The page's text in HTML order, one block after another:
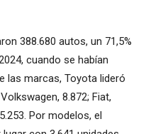
388.680 autos, un 71,5%
cuando se habían
las marcas, Toyota lideró
8.872; Fiat,
Por modelos, el